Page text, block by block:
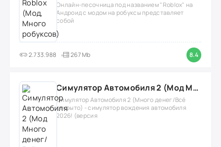
Онлайн-песочница под названием "Roblox" на
Андроид с модом на робуксы представляет
собой
2.733.988 267 Mb 8.4
Симулятор Автомобиля 2 (Мод Много денег/Всё открыто)
Симулятор Автомобиля 2 (Много денег/Всё
открыто) - симулятор вождения автомобиля
2026! (версия